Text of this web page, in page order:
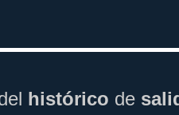
histórico de